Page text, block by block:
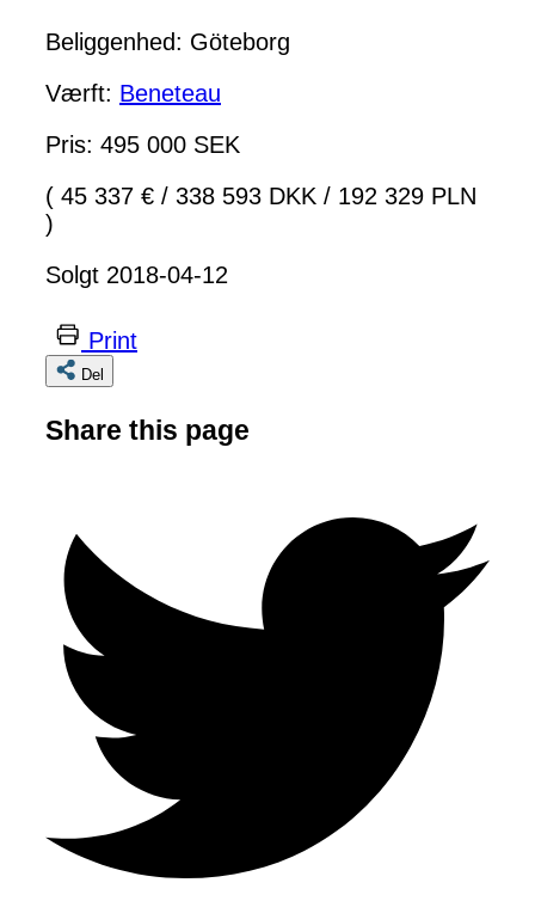
Beliggenhed: Göteborg
Værft: Beneteau
Pris: 495 000 SEK
( 45 337 € / 338 593 DKK / 192 329 PLN
)
Solgt 2018-04-12
Print
Del
Share this page